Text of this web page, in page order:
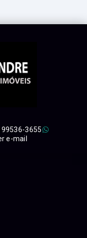
99536-3655
e-mail